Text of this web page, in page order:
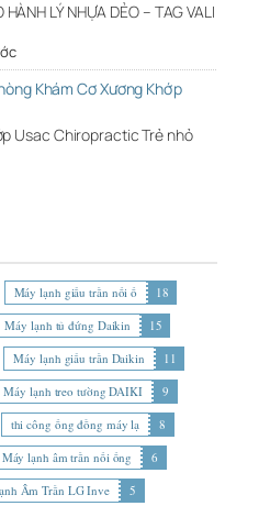
LÝ NHỰA DẺO – TAG VALI
Khám Cơ Xương Khớp
Usac Chiropractic Trẻ nhỏ
Máy lạnh giấu trần nối ố
18
Máy lạnh tủ đứng Daikin
15
Máy lạnh giấu trần Daikin
11
Máy lạnh treo tường DAIKI
9
thi công ống đồng máy lạ
8
Máy lạnh âm trần nối ống
6
Âm Trần LG Inve
5